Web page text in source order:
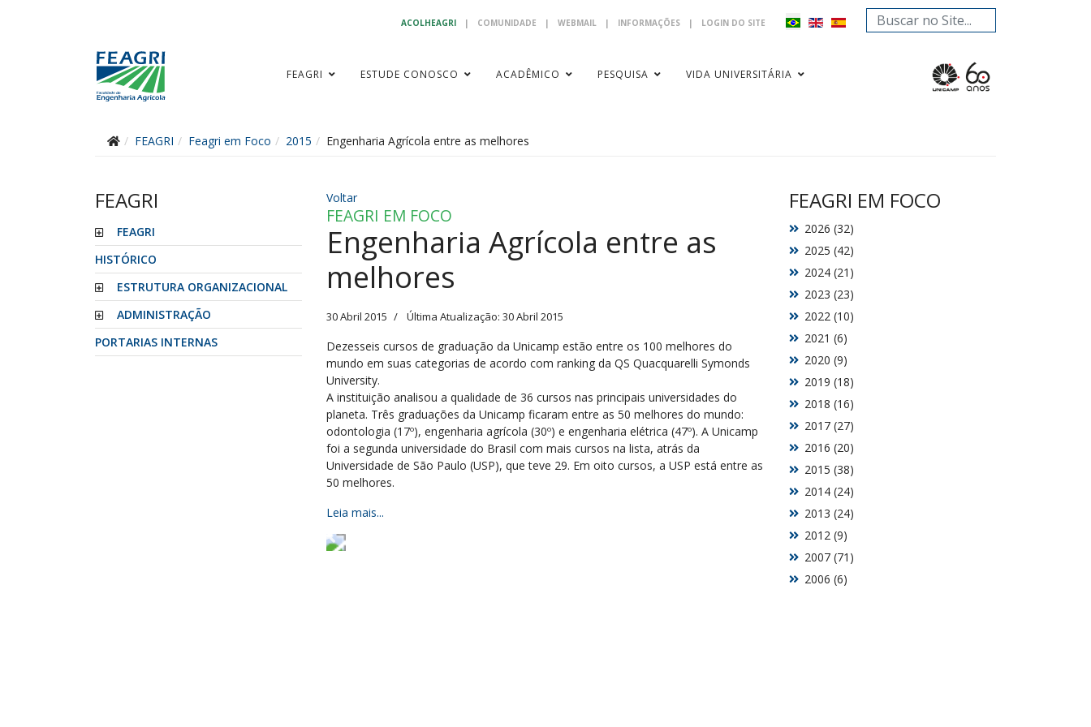
ACOLHEAGRI | COMUNIDADE | WEBMAIL | INFORMAÇÕES | LOGIN DO SITE Pesquisar...
FEAGRI ESTUDE CONOSCO ACADÊMICO PESQUISA VIDA UNIVERSITÁRIA
FEAGRI Feagri em Foco 2015 Engenharia Agrícola entre as melhores
FEAGRI
FEAGRI
HISTÓRICO
ESTRUTURA ORGANIZACIONAL
ADMINISTRAÇÃO
PORTARIAS INTERNAS
Voltar
FEAGRI EM FOCO
Engenharia Agrícola entre as
melhores
30 Abril 2015 Última Atualização: 30 Abril 2015
Dezesseis cursos de graduação da Unicamp estão entre os 100 melhores do
mundo em suas categorias de acordo com ranking da QS Quacquarelli Symonds
University.
A instituição analisou a qualidade de 36 cursos nas principais universidades do
planeta. Três graduações da Unicamp ficaram entre as 50 melhores do mundo:
odontologia (17º), engenharia agrícola (30º) e engenharia elétrica (47º). A Unicamp
foi a segunda universidade do Brasil com mais cursos na lista, atrás da
Universidade de São Paulo (USP), que teve 29. Em oito cursos, a USP está entre as
50 melhores.
Leia mais...
FEAGRI EM FOCO
2006 (6)
2007 (71)
2012 (9)
2013 (24)
2014 (24)
2015 (38)
2016 (20)
2017 (27)
2018 (16)
2019 (18)
2020 (9)
2021 (6)
2022 (10)
2023 (23)
2024 (21)
2025 (42)
2026 (32)